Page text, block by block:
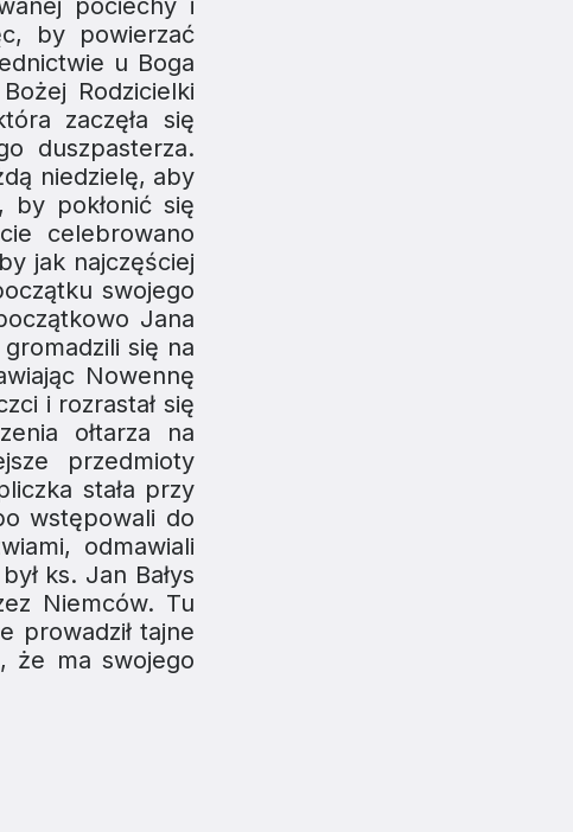
by powierzać
u Boga
Rodzicielki
zaczęła się
duszpasterza.
niedzielę, aby
by pokłonić się
celebrowano
jak najczęściej
swojego
Jana
się na
Nowennę
i rozrastał się
ołtarza na
przedmioty
stała przy
wstępowali do
odmawiali
ks. Jan Bałys
Niemców. Tu
prowadził tajne
że ma swojego